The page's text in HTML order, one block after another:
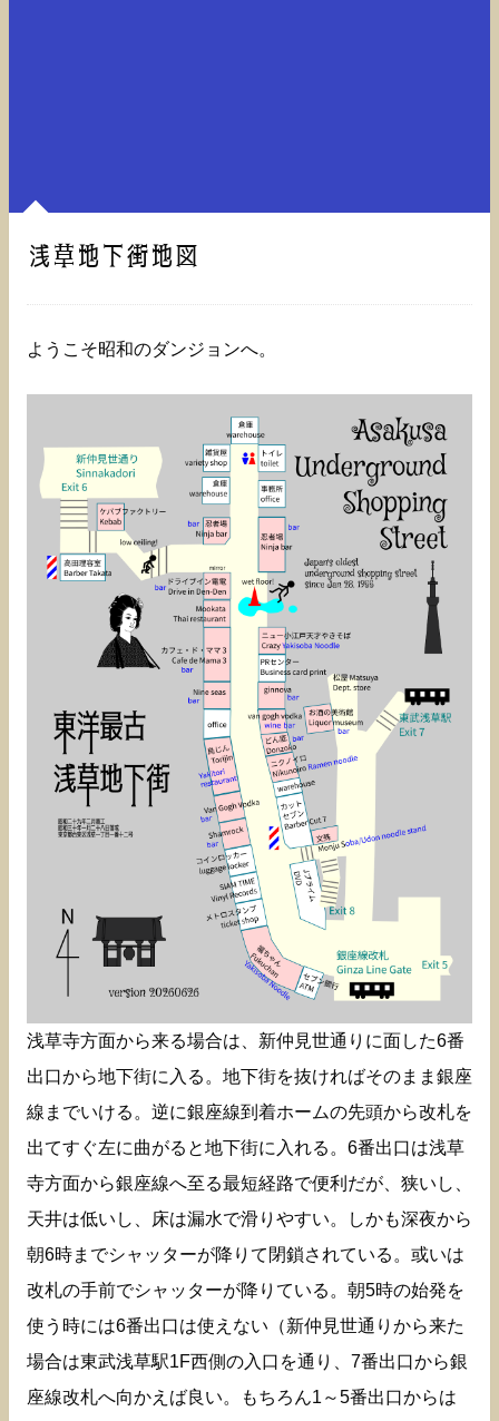
浅草地下街地図
ようこそ昭和のダンジョンへ。
浅草寺方面から来る場合は、新仲見世通りに面した6番
出口から地下街に入る。地下街を抜ければそのまま銀座
線までいける。逆に銀座線到着ホームの先頭から改札を
出てすぐ左に曲がると地下街に入れる。6番出口は浅草
寺方面から銀座線へ至る最短経路で便利だが、狭いし、
天井は低いし、床は漏水で滑りやすい。しかも深夜から
朝6時までシャッターが降りて閉鎖されている。或いは
改札の手前でシャッターが降りている。朝5時の始発を
使う時には6番出口は使えない（新仲見世通りから来た
場合は東武浅草駅1F西側の入口を通り、7番出口から銀
座線改札へ向かえば良い。もちろん1～5番出口からは